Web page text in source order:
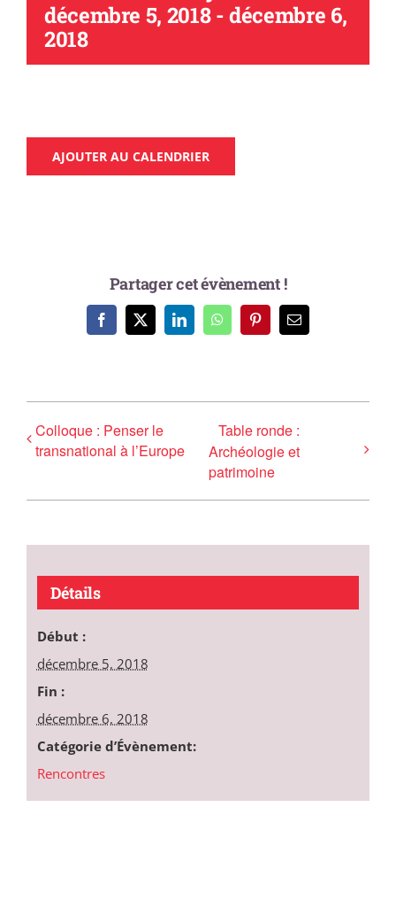
décembre 5, 2018-décembre 6,
2018
AJOUTER AU CALENDRIER
Partager cet évènement !
Facebook
X LinkedInWhatsAppPinterestEmail
Colloque : Penser le
transnational à l’Europe
Table ronde :
Archéologie et
patrimoine
Détails
Début :
décembre 5, 2018
Fin :
décembre 6, 2018
Catégorie d’Évènement:
Rencontres